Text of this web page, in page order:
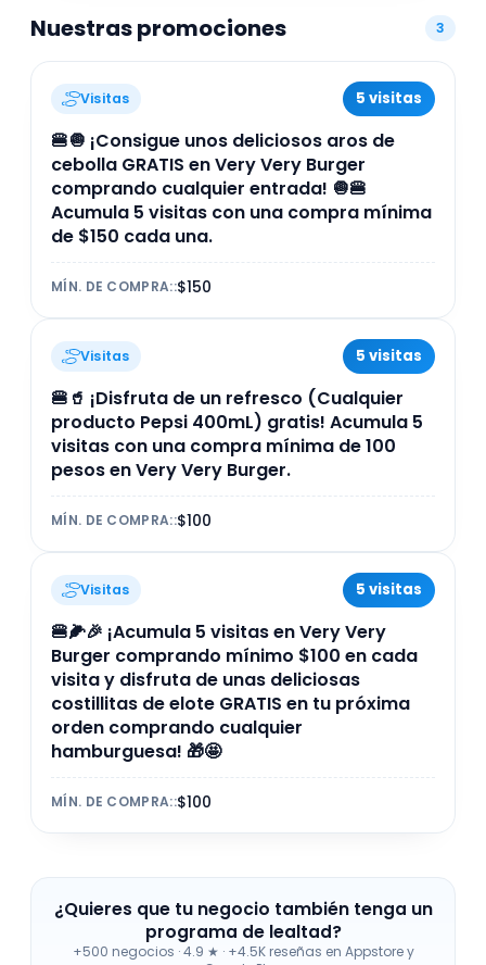
destacándose por la calidad y el sabor en cada
Nuestras promociones 3
Visitas 5 visitas
🍔🧅 ¡Consigue unos deliciosos aros de
cebolla GRATIS en Very Very Burger
comprando cualquier entrada! 🧅🍔
Acumula 5 visitas con una compra mínima
de $150 cada una.
MÍN. DE COMPRA::$150
Visitas 5 visitas
🍔🥤 ¡Disfruta de un refresco (Cualquier
producto Pepsi 400mL) gratis! Acumula 5
visitas con una compra mínima de 100
pesos en Very Very Burger.
MÍN. DE COMPRA::$100
Visitas 5 visitas
🍔🌽🎉 ¡Acumula 5 visitas en Very Very
Burger comprando mínimo $100 en cada
visita y disfruta de unas deliciosas
costillitas de elote GRATIS en tu próxima
orden comprando cualquier
hamburguesa! 🎁🤩
MÍN. DE COMPRA::$100
¿Quieres que tu negocio también tenga un
programa de lealtad?
+500 negocios ·4.9 ★ · +4.5K reseñas en Appstore y